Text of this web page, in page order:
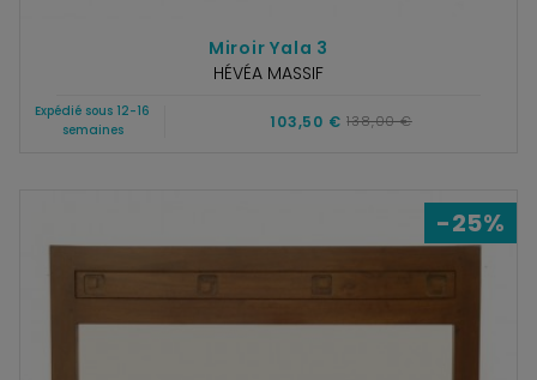
Miroir Yala 3
HÉVÉA MASSIF
Expédié sous 12-16
semaines
103,50 € 138,00 €
-25%